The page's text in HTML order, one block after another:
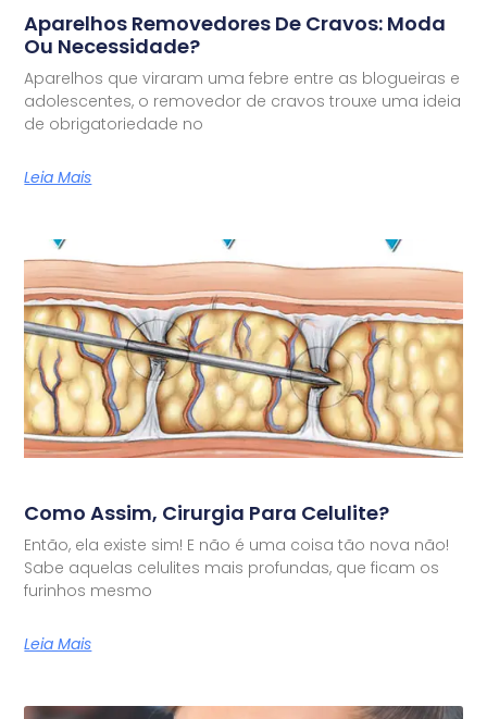
Aparelhos Removedores De Cravos: Moda
Ou Necessidade?
Aparelhos que viraram uma febre entre as blogueiras e
adolescentes, o removedor de cravos trouxe uma ideia
de obrigatoriedade no
Leia Mais
Como Assim, Cirurgia Para Celulite?
Então, ela existe sim! E não é uma coisa tão nova não!
Sabe aquelas celulites mais profundas, que ficam os
furinhos mesmo
Leia Mais